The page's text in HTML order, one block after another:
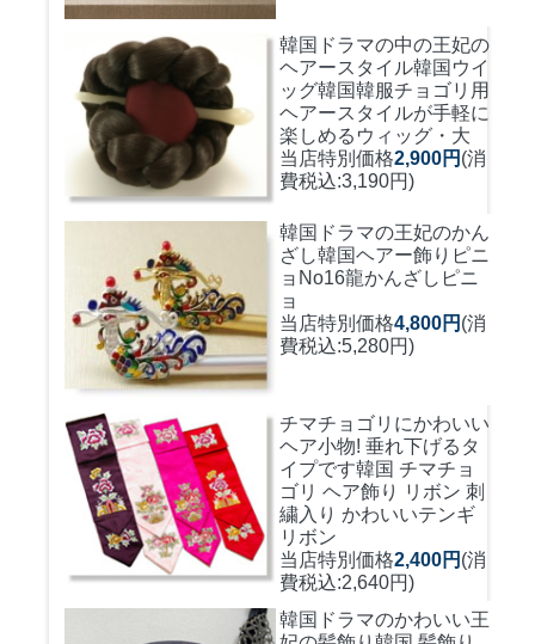
韓国ドラマの中の王妃の
ヘアースタイル韓国ウイ
ッグ韓国韓服チョゴリ用
ヘアースタイルが手軽に
楽しめるウィッグ・大
当店特別価格2,900円 (消
費税込:3,190円)
韓国ドラマの王妃のかん
ざし韓国ヘアー飾りピニ
ョNo16龍かんざしピニ
ョ
当店特別価格4,800円 (消
費税込:5,280円)
チマチョゴリにかわいい
ヘア小物! 垂れ下げるタ
イプです韓国 チマチョ
ゴリ ヘア飾り リボン 刺
繍入り かわいいテンギ
リボン
当店特別価格2,400円 (消
費税込:2,640円)
韓国ドラマのかわいい王